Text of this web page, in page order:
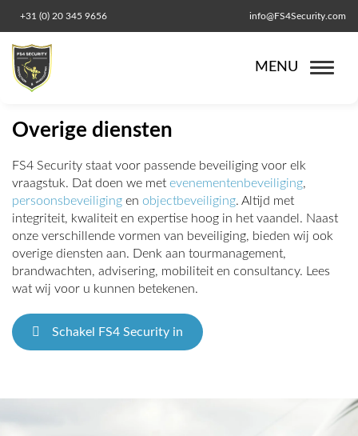
+31 (0) 20 345 9656 info@FS4Security.com
MENU
Overige diensten
FS4 Security staat voor passende beveiliging voor elk
vraagstuk. Dat doen we met evenementenbeveiliging,
persoonsbeveiliging en objectbeveiliging. Altijd met
integriteit, kwaliteit en expertise hoog in het vaandel. Naast
onze verschillende vormen van beveiliging, bieden wij ook
overige diensten aan. Denk aan tourmanagement,
brandwachten, advisering, mobiliteit en consultancy. Lees
wat wij voor u kunnen betekenen.
Schakel FS4 Security in